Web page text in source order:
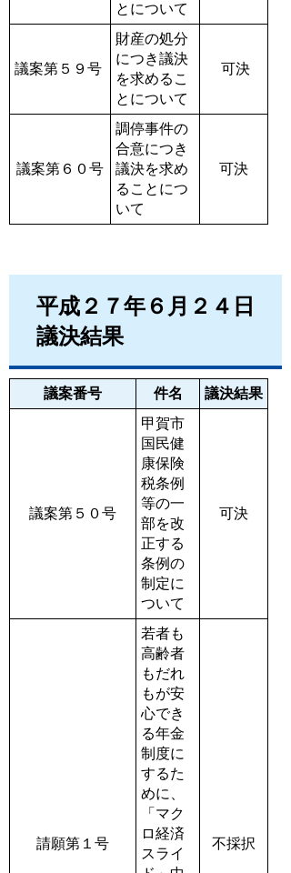
とについて
議案第５９号
財産の処分
につき議決
を求めるこ
とについて
可決
議案第６０号
調停事件の
合意につき
議決を求め
ることにつ
いて
可決
平成２７年６月２４日
議決結果
議案番号 件名 議決結果
議案第５０号
甲賀市
国民健
康保険
税条例
等の一
部を改
正する
条例の
制定に
ついて
可決
請願第１号
若者も
高齢者
もだれ
もが安
心でき
る年金
制度に
するた
めに、
「マク
ロ経済
スライ
不採択